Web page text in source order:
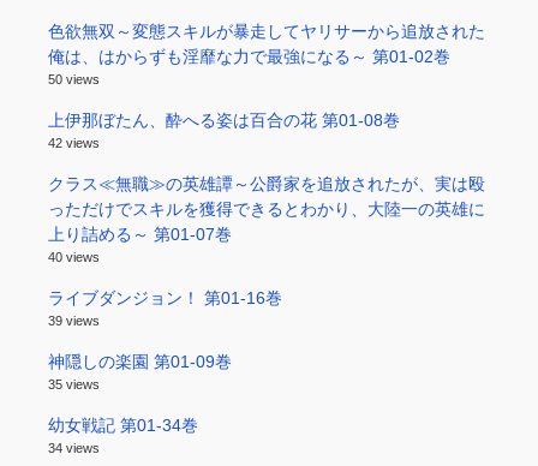
色欲無双～変態スキルが暴走してヤリサーから追放された
俺は、はからずも淫靡な力で最強になる～ 第01-02巻
50 views
上伊那ぼたん、酔へる姿は百合の花 第01-08巻
42 views
クラス≪無職≫の英雄譚～公爵家を追放されたが、実は殴
っただけでスキルを獲得できるとわかり、大陸一の英雄に
上り詰める～ 第01-07巻
40 views
ライブダンジョン！ 第01-16巻
39 views
神隠しの楽園 第01-09巻
35 views
幼女戦記 第01-34巻
34 views